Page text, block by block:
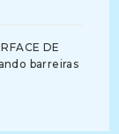
DE
barreiras